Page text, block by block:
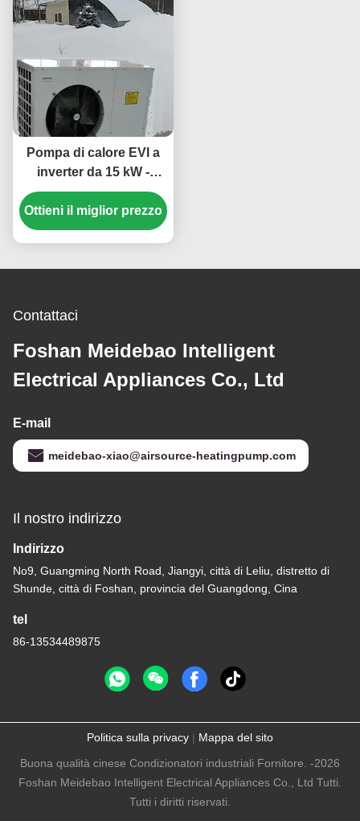
℃
Pompa di calore EVI a
inverter da 15 kW -
Sistema di
riscaldamento e
raffreddamento
vista energetico ed
Ottieni il miglior prezzo
Contattaci
Foshan Meidebao Intelligent
Electrical Appliances Co., Ltd
E-mail
meidebao-xiao@airsource-heatingpump.com
Il nostro indirizzo
Indirizzo
No9, Guangming North Road, Jiangyi, città di Leliu, distretto di
Shunde, città di Foshan, provincia del Guangdong, Cina
tel
86-13534489875
Politica sulla privacy | Mappa del sito
Buona qualità cinese Condizionatori industriali Fornitore. -2026
Foshan Meidebao Intelligent Electrical Appliances Co., Ltd Tutti.
Tutti i diritti riservati.